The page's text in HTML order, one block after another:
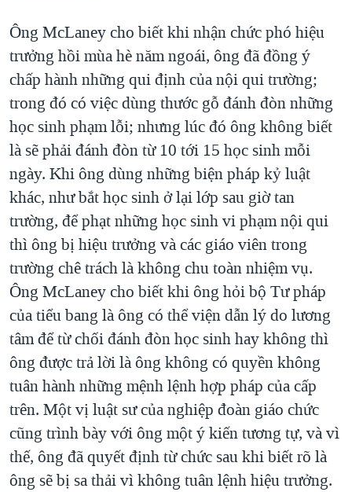
VĂN HOÁ
THỂ THAO
GIÁO DỤC
GROUND ZERO – XƯA VÀ NAY
CHI PHÍ CHIẾN TRANH AFGHANISTAN
CÁC GIÁ TRỊ CỘNG HÒA Ở VIỆT NAM
THƯỢNG ĐỈNH TRUMP-KIM TẠI VIỆT NAM
TRỊNH VĨNH BÌNH VS. CHÍNH PHỦ VIỆT NAM
NGƯ DÂN VIỆT VÀ LÀN SÓNG TRỘM HẢI SÂM
BÊN KIA QUỐC LỘ: TIẾNG VỌNG TỪ NÔNG THÔN MỸ
QUAN HỆ VIỆT MỸ
Ngôn ngữ khác
Ông McLaney cho biết khi nhận chức phó hiệu
trưởng hồi mùa hè năm ngoái, ông đã đồng ý
chấp hành những qui định của nội qui trường;
trong đó có việc dùng thước gỗ đánh đòn những
học sinh phạm lỗi; nhưng lúc đó ông không biết
là sẽ phải đánh đòn từ 10 tới 15 học sinh mỗi
ngày. Khi ông dùng những biện pháp kỷ luật
khác, như bắt học sinh ở lại lớp sau giờ tan
trường, để phạt những học sinh vi phạm nội qui
thì ông bị hiệu trưởng và các giáo viên trong
trường chê trách là không chu toàn nhiệm vụ.
Ông McLaney cho biết khi ông hỏi bộ Tư pháp
của tiểu bang là ông có thể viện dẫn lý do lương
tâm để từ chối đánh đòn học sinh hay không thì
ông được trả lời là ông không có quyền không
tuân hành những mệnh lệnh hợp pháp của cấp
trên. Một vị luật sư của nghiệp đoàn giáo chức
cũng trình bày với ông một ý kiến tương tự, và vì
thế, ông đã quyết định từ chức sau khi biết rõ là
ông sẽ bị sa thải vì không tuân lệnh hiệu trưởng.